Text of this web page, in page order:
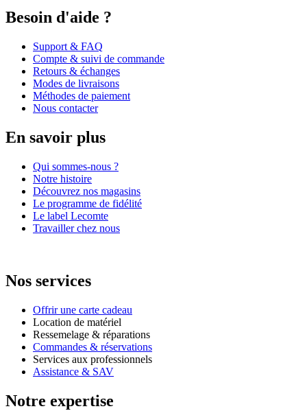
Besoin d'aide ?
Support & FAQ
Compte & suivi de commande
Retours & échanges
Modes de livraisons
Méthodes de paiement
Nous contacter
En savoir plus
Qui sommes-nous ?
Notre histoire
Découvrez nos magasins
Le programme de fidélité
Le label Lecomte
Travailler chez nous
Nos services
Offrir une carte cadeau
Location de matériel
Ressemelage & réparations
Commandes & réservations
Services aux professionnels
Assistance & SAV
Notre expertise